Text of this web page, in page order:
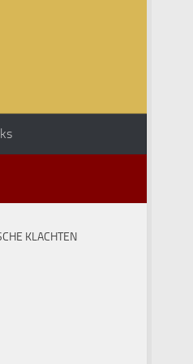
KLACHTEN